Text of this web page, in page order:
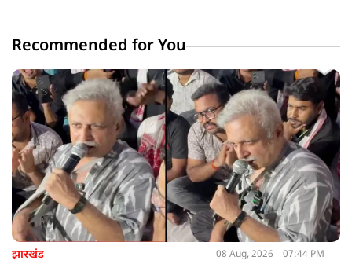
Recommended for You
झारखंड 08 Aug, 2026 07:44 PM